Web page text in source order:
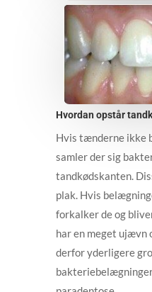
Hvordan opstår
Hvis tænderne ikke
samler der sig
tandkødskanten.
plak. Hvis
forkalker de og
har en meget ujævn
derfor yderligere